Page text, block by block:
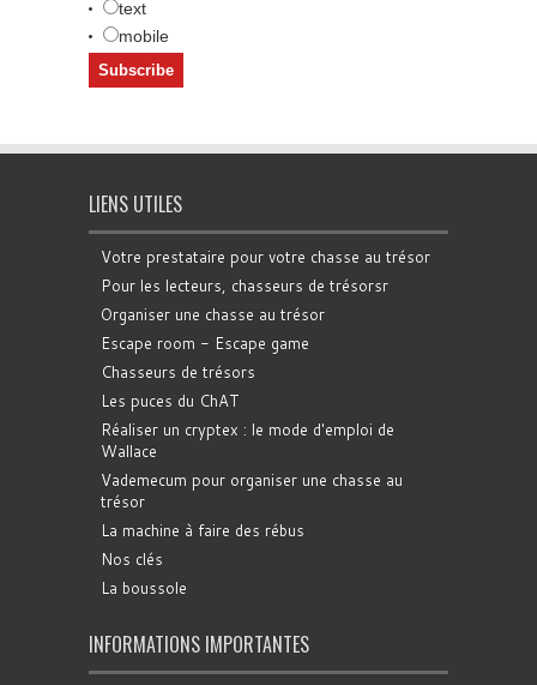
text
mobile
LIENS UTILES
Votre prestataire pour votre chasse au trésor
Pour les lecteurs, chasseurs de trésorsr
Organiser une chasse au trésor
Escape room - Escape game
Chasseurs de trésors
Les puces du ChAT
Réaliser un cryptex : le mode d'emploi de
Wallace
Vademecum pour organiser une chasse au
trésor
La machine à faire des rébus
Nos clés
La boussole
INFORMATIONS IMPORTANTES